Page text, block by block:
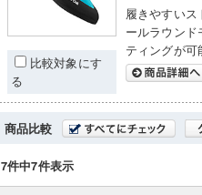
比較対象にす
る
履きやすい
ールラウンド
ティングが可
商品比較
7件中7件表示